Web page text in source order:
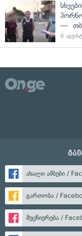
—
6
ახალი ამბები /
გართობა /
მეცნიერება /